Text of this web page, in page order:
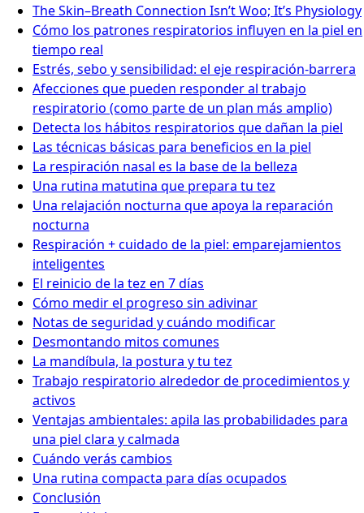
The Skin–Breath Connection Isn’t Woo; It’s Physiology
Cómo los patrones respiratorios influyen en la piel en
tiempo real
Estrés, sebo y sensibilidad: el eje respiración‑barrera
Afecciones que pueden responder al trabajo
respiratorio (como parte de un plan más amplio)
Detecta los hábitos respiratorios que dañan la piel
Las técnicas básicas para beneficios en la piel
La respiración nasal es la base de la belleza
Una rutina matutina que prepara tu tez
Una relajación nocturna que apoya la reparación
nocturna
Respiración + cuidado de la piel: emparejamientos
inteligentes
El reinicio de la tez en 7 días
Cómo medir el progreso sin adivinar
Notas de seguridad y cuándo modificar
Desmontando mitos comunes
La mandíbula, la postura y tu tez
Trabajo respiratorio alrededor de procedimientos y
activos
Ventajas ambientales: apila las probabilidades para
una piel clara y calmada
Cuándo verás cambios
Una rutina compacta para días ocupados
Conclusión